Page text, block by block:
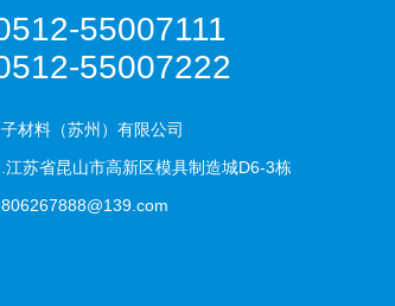
55007111
55007222
材料（苏州）有限公司
江苏省昆山市高新区模具制造城D6-3栋